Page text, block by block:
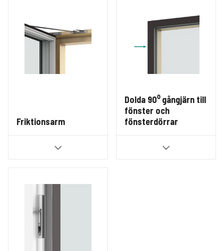
Friktionsarm
Dolda 90⁰ gångjärn till
fönster och
fönsterdörrar